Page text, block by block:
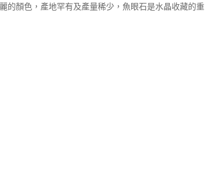
的顏色，產地罕有及產量稀少，魚眼石是水晶收藏的重